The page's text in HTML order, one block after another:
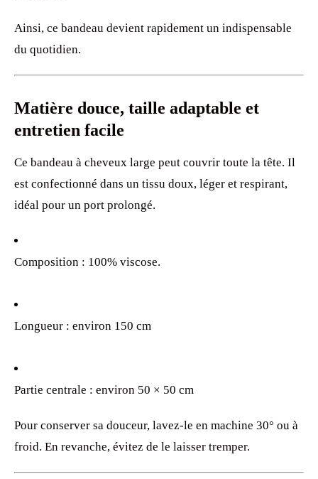
Ainsi, ce bandeau devient rapidement un indispensable
du quotidien.
Matière douce, taille adaptable et
entretien facile
Ce bandeau à cheveux large peut couvrir toute la tête. Il
est confectionné dans un tissu doux, léger et respirant,
idéal pour un port prolongé.
Composition : 100% viscose.
Longueur : environ 150 cm
Partie centrale : environ 50 × 50 cm
Pour conserver sa douceur, lavez-le en machine 30° ou à
froid. En revanche, évitez de le laisser tremper.